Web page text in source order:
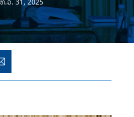
ທ.ວ. 31, 2025